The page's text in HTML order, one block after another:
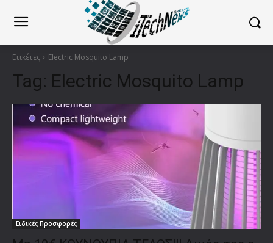
Ετικέτες Electric Mosquito Lamp
Tag: Electric Mosquito Lamp
Ειδικές Προσφορές